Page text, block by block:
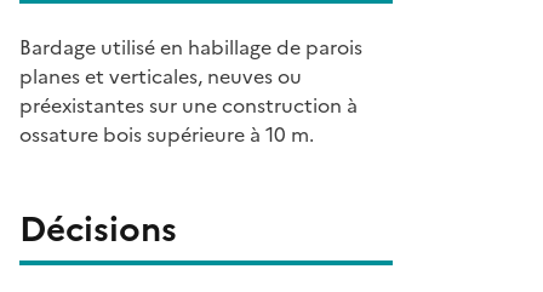
Bardage utilisé en habillage de parois
planes et verticales, neuves ou
préexistantes sur une construction à
ossature bois supérieure à 10 m.
Décisions